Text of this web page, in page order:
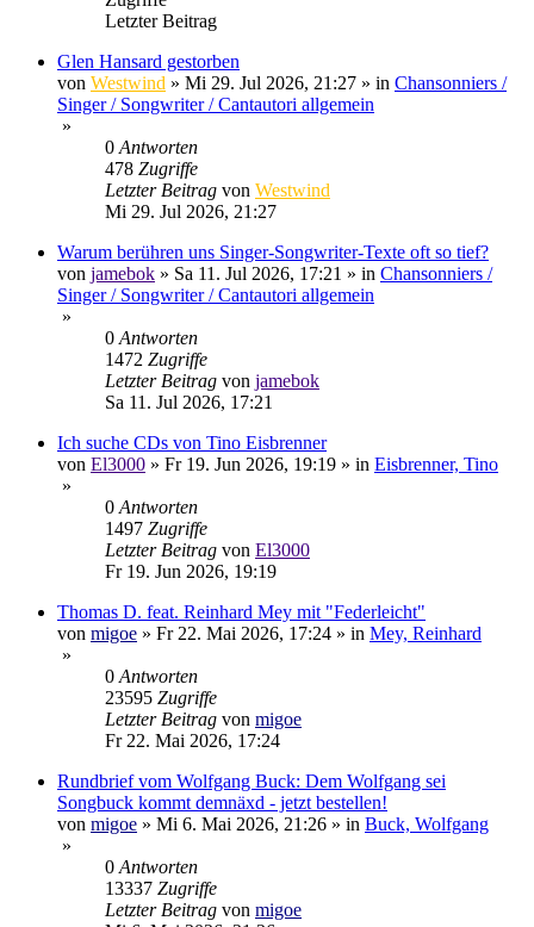
Letzter Beitrag
Glen Hansard gestorben
von Westwind » Mi 29. Jul 2026, 21:27 » in Chansonniers /
Singer / Songwriter / Cantautori allgemein
»
0Antworten
478 Zugriffe
Letzter Beitrag von Westwind
Mi 29. Jul 2026, 21:27
Warum berühren uns Singer-Songwriter-Texte oft so tief?
von jamebok » Sa 11. Jul 2026, 17:21 » in Chansonniers /
Singer / Songwriter / Cantautori allgemein
»
0Antworten
1472 Zugriffe
Letzter Beitrag von jamebok
Sa 11. Jul 2026, 17:21
Ich suche CDs von Tino Eisbrenner
von El3000 » Fr 19. Jun 2026, 19:19 » in Eisbrenner, Tino
»
0Antworten
1497 Zugriffe
Letzter Beitrag von El3000
Fr 19. Jun 2026, 19:19
Thomas D. feat. Reinhard Mey mit "Federleicht"
von migoe » Fr 22. Mai 2026, 17:24 » in Mey, Reinhard
»
0Antworten
23595 Zugriffe
Letzter Beitrag von migoe
Fr 22. Mai 2026, 17:24
Rundbrief vom Wolfgang Buck: Dem Wolfgang sei
Songbuck kommt demnäxd - jetzt bestellen!
von migoe » Mi 6. Mai 2026, 21:26 » in Buck, Wolfgang
»
0Antworten
13337 Zugriffe
Letzter Beitrag von migoe